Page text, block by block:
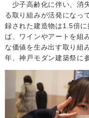
少子高齢化に伴い、 消
る取り組みが活発になっ
録された建造物は1.5倍に
ば、ワインやアートを組
な価値を生み出す取り組
年、神戸モダン建築祭に